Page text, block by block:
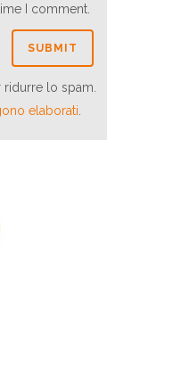
I comment.
lo spam.
elaborati